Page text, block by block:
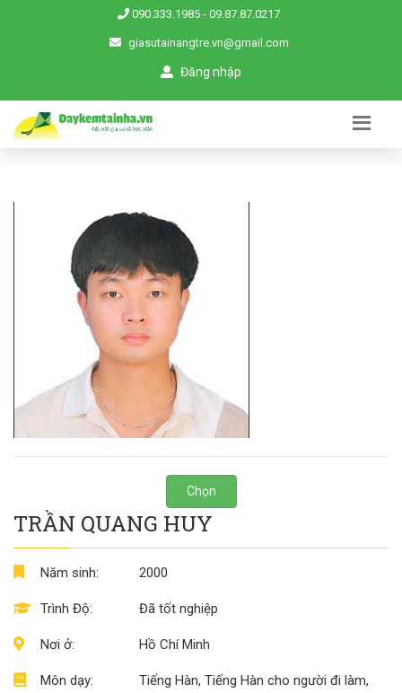
090.333.1985 - 09.87.87.0217
giasutainangtre.vn@gmail.com
Đăng nhập
Chọn
TRẦN QUANG HUY
Năm sinh:
Trình Độ:
Nơi ở:
Môn dạy:
2000
Đã tốt nghiệp
Hồ Chí Minh
Tiếng Hàn, Tiếng Hàn cho người đi làm,